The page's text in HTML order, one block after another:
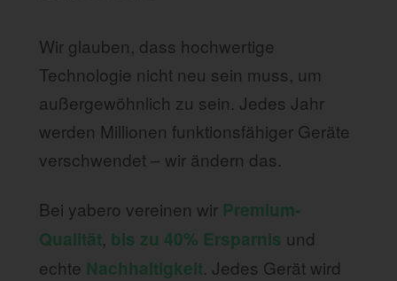
Wir glauben, dass hochwertige
Technologie nicht neu sein muss, um
außergewöhnlich zu sein. Jedes Jahr
werden Millionen funktionsfähiger Geräte
verschwendet – wir ändern das.
Bei yabero vereinen wir Premium-
Qualität, bis zu 40% Ersparnis und
echte Nachhaltigkeit. Jedes Gerät wird